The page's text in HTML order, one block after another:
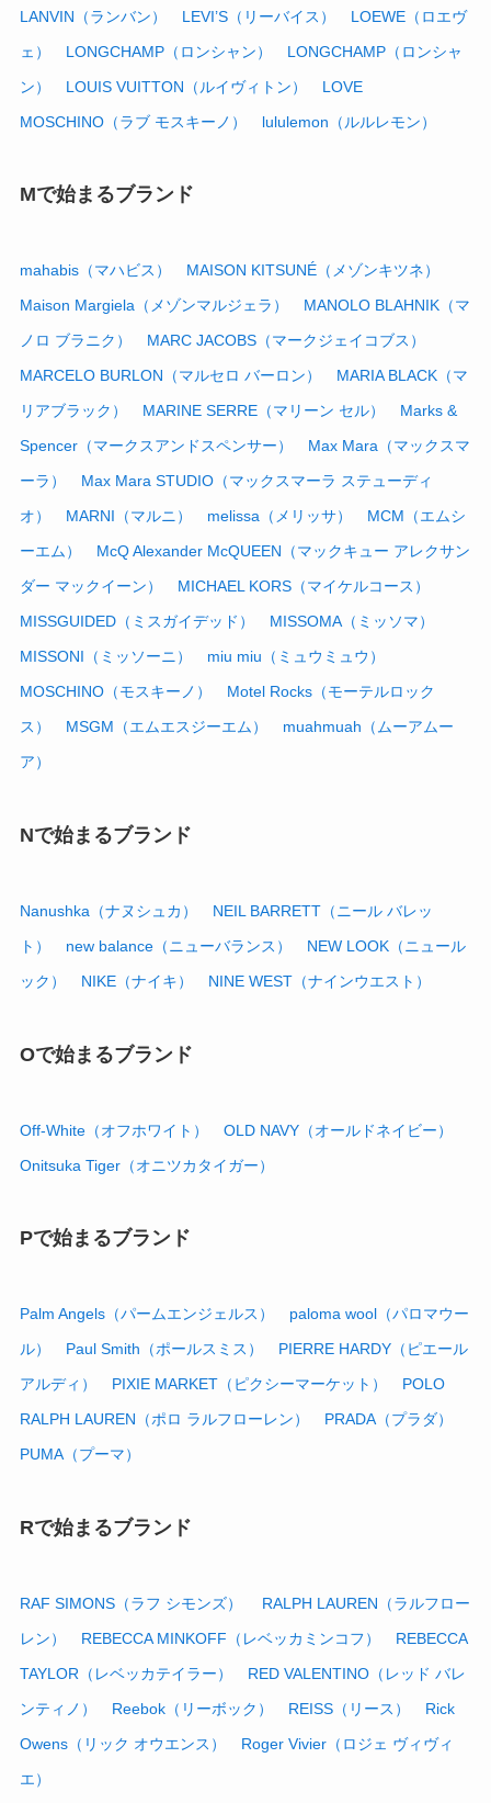
LANVIN（ランバン） LEVI’S（リーバイス）
LOEWE（ロエヴ
ェ）
LONGCHAMP（ロンシャン）
LONGCHAMP（ロンシャ
ン）
LOUIS VUITTON（ルイヴィトン）
LOVE
MOSCHINO（ラブ モスキーノ）
lululemon（ルルレモン）
Mで始まるブランド
mahabis（マハビス）
MAISON KITSUNÉ（メゾンキツネ）
Maison Margiela（メゾンマルジェラ）
MANOLO BLAHNIK（マ
ノロ ブラニク）
MARC JACOBS（マークジェイコブス）
MARCELO BURLON（マルセロ バーロン）
MARIA BLACK（マ
リアブラック）
MARINE SERRE（マリーン セル）
Marks &
Spencer（マークスアンドスペンサー）
Max Mara（マックスマ
ーラ）
Max Mara STUDIO（マックスマーラ ステューディ
オ）
MARNI（マルニ） melissa（メリッサ）
MCM（エムシ
ーエム）
McQ Alexander McQUEEN（マックキュー アレクサン
ダー マックイーン）
MICHAEL KORS（マイケルコース）
MISSGUIDED（ミスガイデッド）
MISSOMA（ミッソマ）
MISSONI（ミッソーニ）
miu miu（ミュウミュウ）
MOSCHINO（モスキーノ）
Motel Rocks（モーテルロック
ス）
MSGM（エムエスジーエム）
muahmuah（ムーアムー
ア）
Nで始まるブランド
Nanushka（ナヌシュカ）
NEIL BARRETT（ニール バレッ
ト）
new balance（ニューバランス）
NEW LOOK（ニュール
ック）
NIKE（ナイキ） NINE WEST（ナインウエスト）
Oで始まるブランド
Off-White（オフホワイト）
OLD NAVY（オールドネイビー）
Onitsuka Tiger（オニツカタイガー）
Pで始まるブランド
Palm Angels（パームエンジェルス）
paloma wool（パロマウー
ル）
Paul Smith（ポールスミス）
PIERRE HARDY（ピエール
アルディ）
PIXIE MARKET（ピクシーマーケット）
POLO
RALPH LAUREN（ポロ ラルフローレン）
PRADA（プラダ）
PUMA（プーマ）
Rで始まるブランド
RAF SIMONS（ラフ シモンズ）
RALPH LAUREN（ラルフロー
レン）
REBECCA MINKOFF（レベッカミンコフ）
REBECCA
TAYLOR（レベッカテイラー）
RED VALENTINO（レッド バレ
ンティノ）
Reebok（リーボック） REISS（リース）
Rick
Owens（リック オウエンス）
Roger Vivier（ロジェ ヴィヴィ
エ）